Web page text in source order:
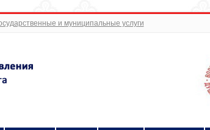
и муниципальные услуги